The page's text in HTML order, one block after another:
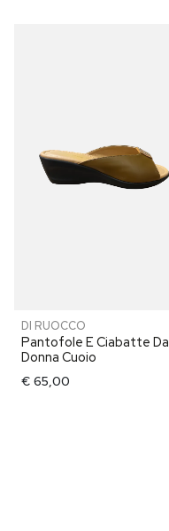
DI RUOCCO
Pantofole E Ciabatte Da
Donna Cuoio
€ 65,00